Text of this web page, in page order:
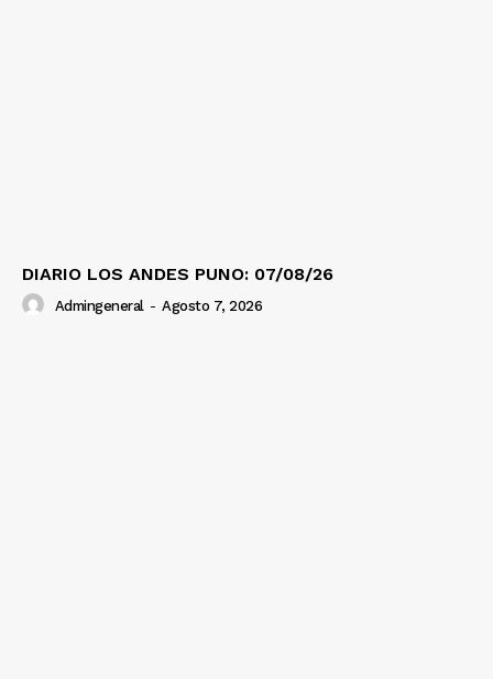
DIARIO LOS ANDES PUNO: 07/08/26
Admingeneral - Agosto 7, 2026